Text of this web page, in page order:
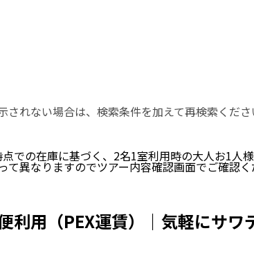
れない場合は、検索条件を加えて再検索くださ
での在庫に基づく、 2名1室利用時の大人お1人
異なりますのでツアー内容確認画面でご確認く
利用（PEX運賃）｜気軽にサ